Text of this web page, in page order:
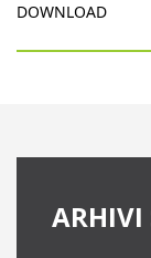
DOWNLOAD
ARHIVI